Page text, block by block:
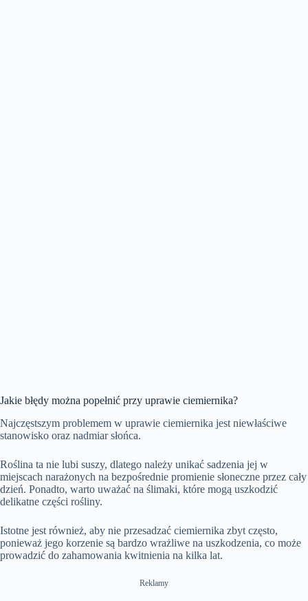
Jakie błędy można popełnić przy uprawie ciemiernika?
Najczęstszym problemem w uprawie ciemiernika jest niewłaściwe
stanowisko oraz nadmiar słońca.
Roślina ta nie lubi suszy, dlatego należy unikać sadzenia jej w
miejscach narażonych na bezpośrednie promienie słoneczne przez cały
dzień. Ponadto, warto uważać na ślimaki, które mogą uszkodzić
delikatne części rośliny.
Istotne jest również, aby nie przesadzać ciemiernika zbyt często,
ponieważ jego korzenie są bardzo wrażliwe na uszkodzenia, co może
prowadzić do zahamowania kwitnienia na kilka lat.
Reklamy